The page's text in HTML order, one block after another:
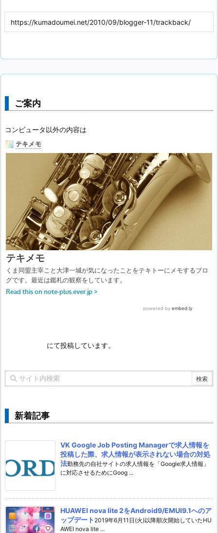
ご案内
コンピュータ以外の内容は
にて投稿しています。
新着記事
VK Google Job Posting Managerで求人情報を
投稿した際、求人情報が表示されない場合の対処
法勤務先の自社サイトの求人情報を「Google求人情報」
に対応させるためにGoog ...
HUAWEI nova lite 2をAndroid9/EMUI9.1へのア
ップデート 2019年6月11日(火)以降順次開始していたHU
AWEI nova lite ...